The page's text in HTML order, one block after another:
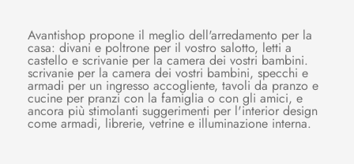
Avantishop propone il meglio dell'arredamento per la
casa: divani e poltrone per il vostro salotto, letti a
castello e scrivanie per la camera dei vostri bambini.
scrivanie per la camera dei vostri bambini, specchi e
armadi per un ingresso accogliente, tavoli da pranzo e
cucine per pranzi con la famiglia o con gli amici, e
ancora più stimolanti suggerimenti per l'interior design
come armadi, librerie, vetrine e illuminazione interna.